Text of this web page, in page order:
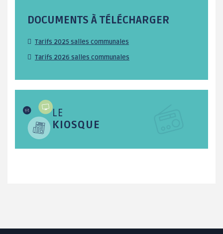
DOCUMENTS À TÉLÉCHARGER
Tarifs 2025 salles communales
Tarifs 2026 salles communales
LE
KIOSQUE